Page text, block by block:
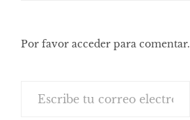
Por favor acceder para comentar.